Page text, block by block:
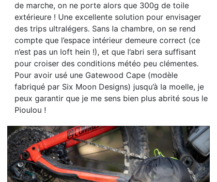
de marche, on ne porte alors que 300g de toile
extérieure ! Une excellente solution pour envisager
des trips ultralégers. Sans la chambre, on se rend
compte que l’espace intérieur demeure correct (ce
n’est pas un loft hein !), et que l’abri sera suffisant
pour croiser des conditions météo peu clémentes.
Pour avoir usé une Gatewood Cape (modèle
fabriqué par Six Moon Designs) jusqu’à la moelle, je
peux garantir que je me sens bien plus abrité sous le
Pioulou !